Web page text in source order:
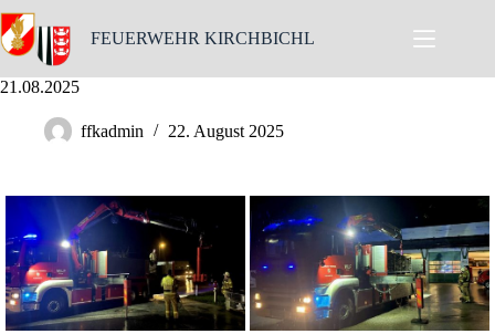
Skip
to
content
FEUERWEHR KIRCHBICHL
21.08.2025
ffkadmin 22. August 2025